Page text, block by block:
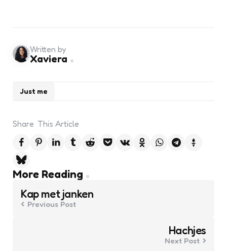
Just me
Written by
Xaviera
Share This Article
More Reading
Post
navigation
Kap met janken
Previous Post
Hachjes
Next Post